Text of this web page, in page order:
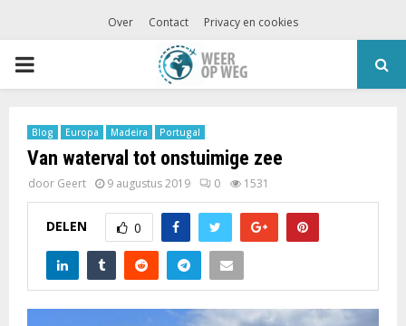
Over Contact Privacy en cookies
PRIMARY
Blog Europa Madeira Portugal
Van waterval tot onstuimige zee
door Geert 9 augustus 2019 0 1531
DELEN 0